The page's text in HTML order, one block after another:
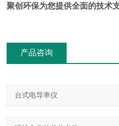
聚创环保为您提供全面的技术
产品咨询